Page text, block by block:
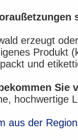
erzeugt
Produkt
und
Sie
hochwertige
aus der